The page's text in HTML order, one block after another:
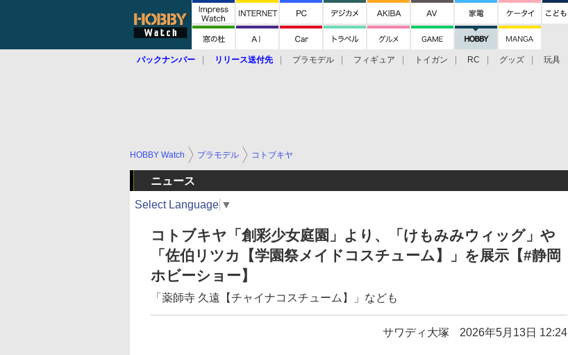
バックナンバー リリース送付先 プラモデル フィギュア トイガン RC グッズ 玩具
HOBBY Watch プラモデル コトブキヤ
ニュース
Select Language ▼
コトブキヤ「創彩少女庭園」より、「けもみみウィッグ」や
「佐伯リツカ【学園祭メイドコスチューム】」を展示【#静岡
ホビーショー】
「薬師寺 久遠【チャイナコスチューム】」なども
サワディ大塚 2026年5月13日 12:24